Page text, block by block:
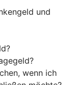
und
wenn ich